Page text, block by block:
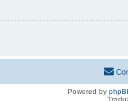
Powered by